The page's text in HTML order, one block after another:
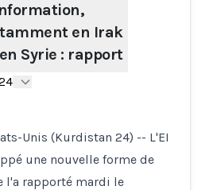
en Irak
Syrie : rapport
Unis (Kurdistan 24) -- L'EI
une nouvelle forme de
l'a rapporté mardi le